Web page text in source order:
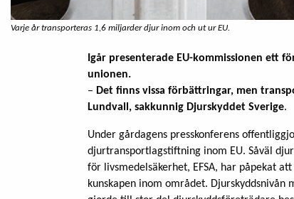
Varje år transporteras 1,6 miljarder djur inom och ut ur EU.
Igår presenterade EU-kommissionen ett
unionen.
– Det finns vissa förbättringar, men
Lundvall, sakkunnig Djurskyddet Sverige.
Under gårdagens presskonferens
djurtransportlagstiftning inom EU. Såväl
för livsmedelsäkerhet, EFSA, har påpekat
kunskapen inom området. Djurskyddsnivån